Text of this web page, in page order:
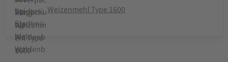
Weizenmehl Type 1600